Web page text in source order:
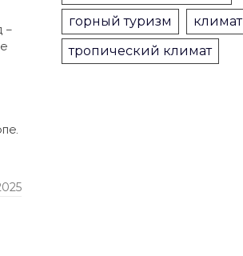
–
горный туризм
климат
тропический климат